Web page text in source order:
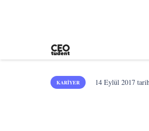
KARIYER 14 Eylül 2017